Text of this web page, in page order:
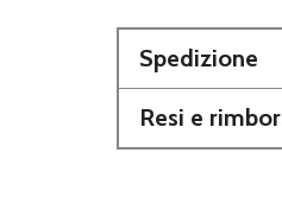
Spedizione
Resi e